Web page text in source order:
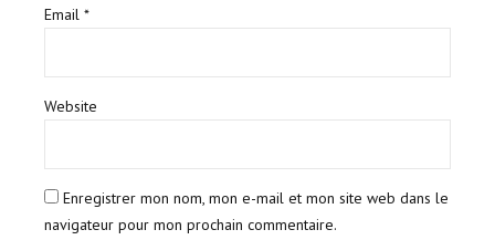
Email *
Website
Enregistrer mon nom, mon e-mail et mon site web dans le
navigateur pour mon prochain commentaire.